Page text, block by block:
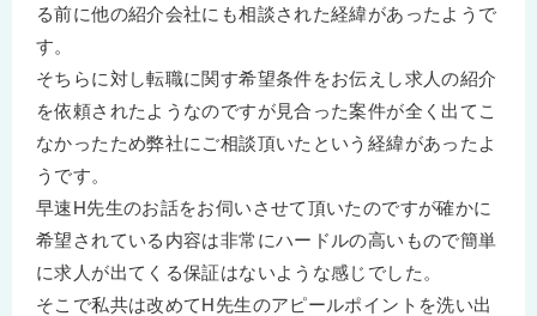
る前に他の紹介会社にも相談された経緯があったようで
す。
そちらに対し転職に関す希望条件をお伝えし求人の紹介
を依頼されたようなのですが見合った案件が全く出てこ
なかったため弊社にご相談頂いたという経緯があったよ
うです。
早速H先生のお話をお伺いさせて頂いたのですが確かに
希望されている内容は非常にハードルの高いもので簡単
に求人が出てくる保証はないような感じでした。
そこで私共は改めてH先生のアピールポイントを洗い出